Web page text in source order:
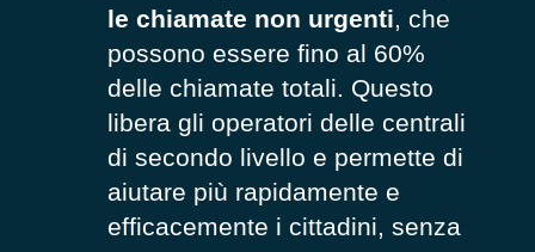
le chiamate non urgenti, che
possono essere fino al 60%
delle chiamate totali. Questo
libera gli operatori delle centrali
di secondo livello e permette di
aiutare più rapidamente e
efficacemente i cittadini, senza